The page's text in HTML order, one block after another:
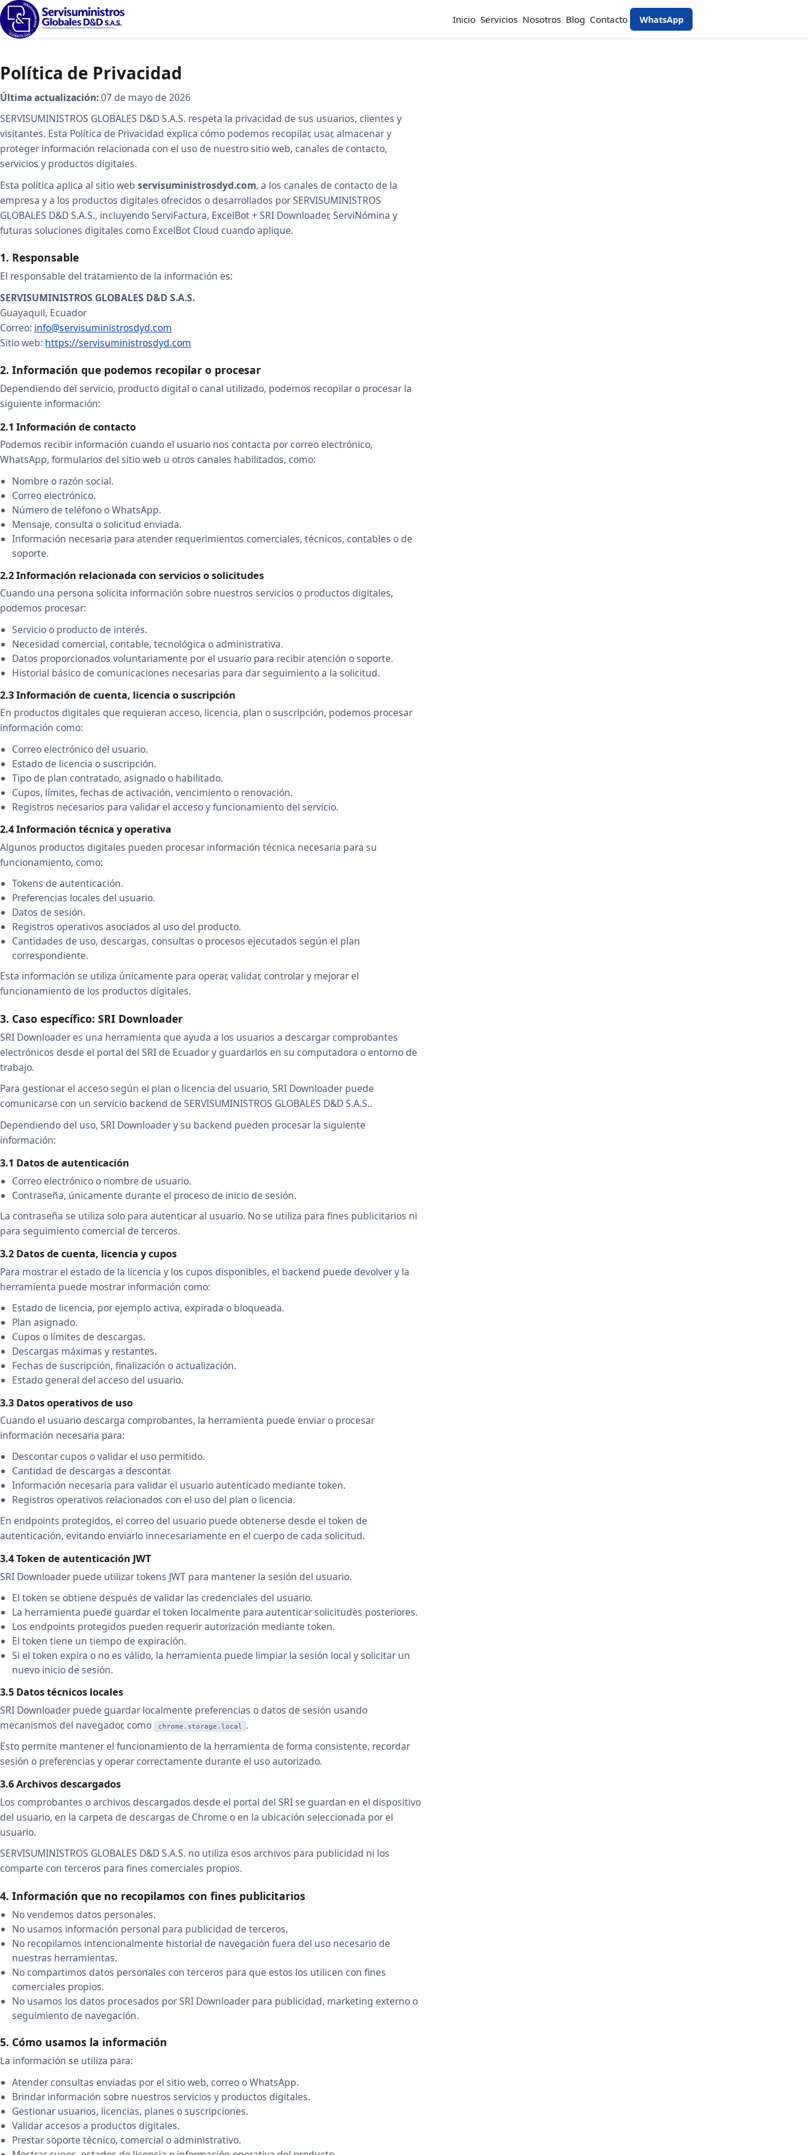
Inicio Servicios Nosotros Blog Contacto WhatsApp
Política de Privacidad
Última actualización:07 de mayo de 2026
SERVISUMINISTROS GLOBALES D&D S.A.S. respeta la privacidad de sus usuarios, clientes y
visitantes. Esta Política de Privacidad explica cómo podemos recopilar, usar, almacenar y
proteger información relacionada con el uso de nuestro sitio web, canales de contacto,
servicios y productos digitales.
Esta política aplica al sitio web servisuministrosdyd.com, a los canales de contacto de la
empresa y a los productos digitales ofrecidos o desarrollados por SERVISUMINISTROS
GLOBALES D&D S.A.S., incluyendo ServiFactura, ExcelBot + SRI Downloader, ServiNómina y
futuras soluciones digitales como ExcelBot Cloud cuando aplique.
1. Responsable
El responsable del tratamiento de la información es:
SERVISUMINISTROS GLOBALES D&D S.A.S.
Guayaquil, Ecuador
Correo: info@servisuministrosdyd.com
Sitio web: https://servisuministrosdyd.com
2. Información que podemos recopilar o procesar
Dependiendo del servicio, producto digital o canal utilizado, podemos recopilar o procesar la
siguiente información:
2.1 Información de contacto
Podemos recibir información cuando el usuario nos contacta por correo electrónico,
WhatsApp, formularios del sitio web u otros canales habilitados, como:
Nombre o razón social.
Correo electrónico.
Número de teléfono o WhatsApp.
Mensaje, consulta o solicitud enviada.
Información necesaria para atender requerimientos comerciales, técnicos, contables o de
soporte.
2.2 Información relacionada con servicios o solicitudes
Cuando una persona solicita información sobre nuestros servicios o productos digitales,
podemos procesar:
Servicio o producto de interés.
Necesidad comercial, contable, tecnológica o administrativa.
Datos proporcionados voluntariamente por el usuario para recibir atención o soporte.
Historial básico de comunicaciones necesarias para dar seguimiento a la solicitud.
2.3 Información de cuenta, licencia o suscripción
En productos digitales que requieran acceso, licencia, plan o suscripción, podemos procesar
información como:
Correo electrónico del usuario.
Estado de licencia o suscripción.
Tipo de plan contratado, asignado o habilitado.
Cupos, límites, fechas de activación, vencimiento o renovación.
Registros necesarios para validar el acceso y funcionamiento del servicio.
2.4 Información técnica y operativa
Algunos productos digitales pueden procesar información técnica necesaria para su
funcionamiento, como:
Tokens de autenticación.
Preferencias locales del usuario.
Datos de sesión.
Registros operativos asociados al uso del producto.
Cantidades de uso, descargas, consultas o procesos ejecutados según el plan
correspondiente.
Esta información se utiliza únicamente para operar, validar, controlar y mejorar el
funcionamiento de los productos digitales.
3. Caso específico: SRI Downloader
SRI Downloader es una herramienta que ayuda a los usuarios a descargar comprobantes
electrónicos desde el portal del SRI de Ecuador y guardarlos en su computadora o entorno de
trabajo.
Para gestionar el acceso según el plan o licencia del usuario, SRI Downloader puede
comunicarse con un servicio backend de SERVISUMINISTROS GLOBALES D&D S.A.S..
Dependiendo del uso, SRI Downloader y su backend pueden procesar la siguiente
información:
3.1 Datos de autenticación
Correo electrónico o nombre de usuario.
Contraseña, únicamente durante el proceso de inicio de sesión.
La contraseña se utiliza solo para autenticar al usuario. No se utiliza para fines publicitarios ni
para seguimiento comercial de terceros.
3.2 Datos de cuenta, licencia y cupos
Para mostrar el estado de la licencia y los cupos disponibles, el backend puede devolver y la
herramienta puede mostrar información como:
Estado de licencia, por ejemplo activa, expirada o bloqueada.
Plan asignado.
Cupos o límites de descargas.
Descargas máximas y restantes.
Fechas de suscripción, finalización o actualización.
Estado general del acceso del usuario.
3.3 Datos operativos de uso
Cuando el usuario descarga comprobantes, la herramienta puede enviar o procesar
información necesaria para:
Descontar cupos o validar el uso permitido.
Cantidad de descargas a descontar.
Información necesaria para validar el usuario autenticado mediante token.
Registros operativos relacionados con el uso del plan o licencia.
En endpoints protegidos, el correo del usuario puede obtenerse desde el token de
autenticación, evitando enviarlo innecesariamente en el cuerpo de cada solicitud.
3.4 Token de autenticación JWT
SRI Downloader puede utilizar tokens JWT para mantener la sesión del usuario.
El token se obtiene después de validar las credenciales del usuario.
La herramienta puede guardar el token localmente para autenticar solicitudes posteriores.
Los endpoints protegidos pueden requerir autorización mediante token.
El token tiene un tiempo de expiración.
Si el token expira o no es válido, la herramienta puede limpiar la sesión local y solicitar un
nuevo inicio de sesión.
3.5 Datos técnicos locales
SRI Downloader puede guardar localmente preferencias o datos de sesión usando
mecanismos del navegador, como
chrome.storage.local
.
Esto permite mantener el funcionamiento de la herramienta de forma consistente, recordar
sesión o preferencias y operar correctamente durante el uso autorizado.
3.6 Archivos descargados
Los comprobantes o archivos descargados desde el portal del SRI se guardan en el dispositivo
del usuario, en la carpeta de descargas de Chrome o en la ubicación seleccionada por el
usuario.
SERVISUMINISTROS GLOBALES D&D S.A.S. no utiliza esos archivos para publicidad ni los
comparte con terceros para fines comerciales propios.
4. Información que no recopilamos con fines publicitarios
No vendemos datos personales.
No usamos información personal para publicidad de terceros.
No recopilamos intencionalmente historial de navegación fuera del uso necesario de
nuestras herramientas.
No compartimos datos personales con terceros para que estos los utilicen con fines
comerciales propios.
No usamos los datos procesados por SRI Downloader para publicidad, marketing externo o
seguimiento de navegación.
5. Cómo usamos la información
La información se utiliza para:
Atender consultas enviadas por el sitio web, correo o WhatsApp.
Brindar información sobre nuestros servicios y productos digitales.
Gestionar usuarios, licencias, planes o suscripciones.
Validar accesos a productos digitales.
Prestar soporte técnico, comercial o administrativo.